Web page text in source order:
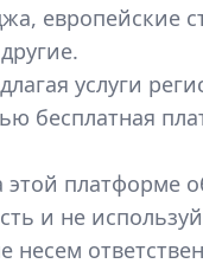
европейские
услуги
бесплатная
платформе
и не